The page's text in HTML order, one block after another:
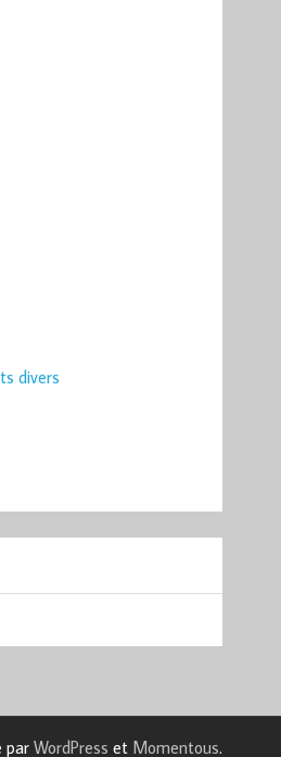
divers
parWordPress et Momentous.